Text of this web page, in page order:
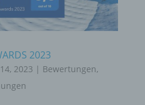
2023
2023 | Bewertungen,